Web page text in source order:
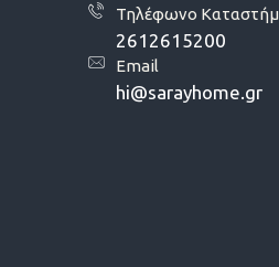
Τηλέφωνο
2612615200
Email
hi@sarayhome.gr